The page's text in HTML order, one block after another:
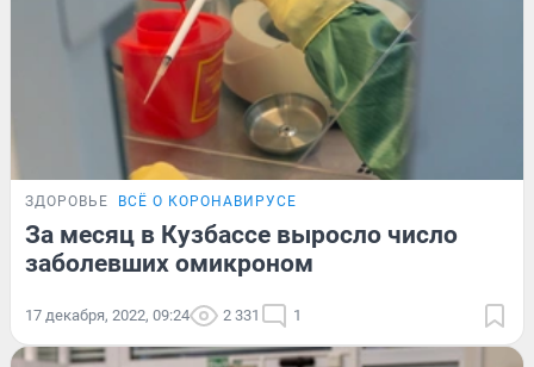
ЗДОРОВЬЕ ВСЁ О КОРОНАВИРУСЕ
За месяц в Кузбассе выросло число
заболевших омикроном
17 декабря, 2022, 09:24 2 331 1